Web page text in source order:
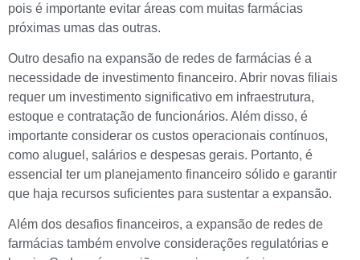
pois é importante evitar áreas com muitas farmácias
próximas umas das outras.
Outro desafio na expansão de redes de farmácias é a
necessidade de investimento financeiro. Abrir novas filiais
requer um investimento significativo em infraestrutura,
estoque e contratação de funcionários. Além disso, é
importante considerar os custos operacionais contínuos,
como aluguel, salários e despesas gerais. Portanto, é
essencial ter um planejamento financeiro sólido e garantir
que haja recursos suficientes para sustentar a expansão.
Além dos desafios financeiros, a expansão de redes de
farmácias também envolve considerações regulatórias e